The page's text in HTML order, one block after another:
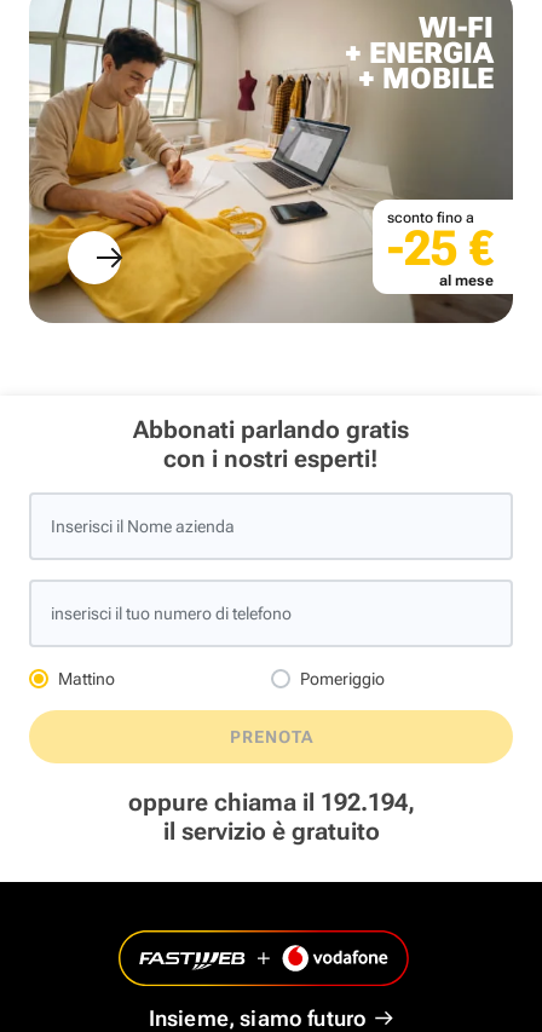
WI-FI
+ ENERGIA
+ MOBILE
sconto fino a
-25 €
al mese
Abbonati parlando gratis
con i nostri esperti!
Inserisci il Nome azienda
inserisci il tuo numero di telefono
Mattino Pomeriggio
PRENOTA
oppure chiama il 192.194,
il servizio è gratuito
Insieme, siamo futuro